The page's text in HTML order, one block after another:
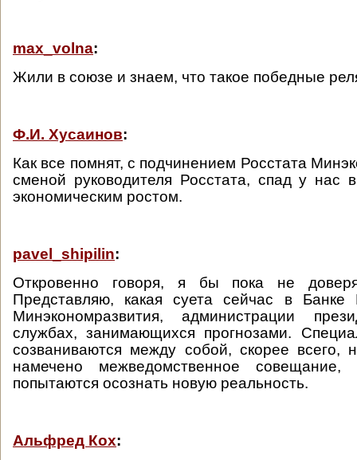
max_volna:
Жили в союзе и знаем, что такое победные
Ф.И. Хусаинов:
Как все помнят, с подчинением Росстата
сменой руководителя Росстата, спад у нас
экономическим ростом.
pavel_shipilin:
Откровенно говоря, я бы пока не
Представляю, какая суета сейчас в Банке
Минэкономразвития, администрации
службах, занимающихся прогнозами.
созваниваются между собой, скорее всего,
намечено межведомственное
попытаются осознать новую реальность.
Альфред Кох: